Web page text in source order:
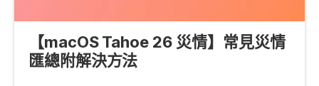
【macOS Tahoe 26 災情】常見災情
匯總附解決方法